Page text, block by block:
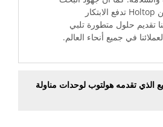
والتطوير الواسعة من Holtop تدفع الابتكار
تقديم حلول متطورة تلبي
في جميع أنحاء العالم.
الذي تقدمه هولتوب لوحدات مناولة